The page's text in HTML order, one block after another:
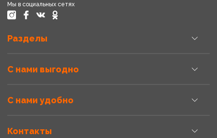
Мы в социальных сетях
Разделы
С нами выгодно
С нами удобно
Контакты